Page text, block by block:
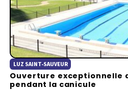
LUZ SAINT-SAUVEUR
Ouverture exceptionnelle
pendant la canicule